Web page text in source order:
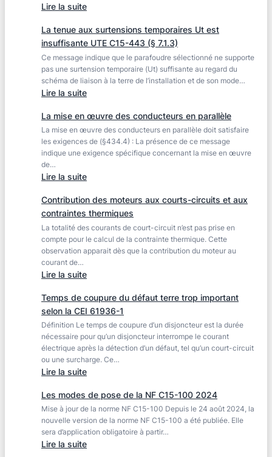
Lire la suite:
parafoudre
localisé
à
l’origine
de
l’installation
doit
être
de
type
:
La tenue aux surtensions temporaires Ut est
insuffisante UTE C15-443 (§ 7.1.3)
Ce message indique que le parafoudre sélectionné ne supporte
pas une surtension temporaire (Ut) suffisante au regard du
schéma de liaison à la terre de l’installation et de son mode…
Lire la suite:
tenue
aux
surtensions
temporaires
insuffisante
UTE
C15-
443
(§
La mise en œuvre des conducteurs en parallèle
La mise en œuvre des conducteurs en parallèle doit satisfaire
les exigences de (§434.4) : La présence de ce message
indique une exigence spécifique concernant la mise en œuvre
de…
Lire la suite:
mise
en
œuvre
des
conducteurs
Contribution des moteurs aux courts-circuits et aux
contraintes thermiques
La totalité des courants de court-circuit n’est pas prise en
compte pour le calcul de la contrainte thermique. Cette
observation apparait dès que la contribution du moteur au
courant de…
Lire la suite:
des
moteurs
aux
courts-
circuits
et
contraintes
thermiques
Temps de coupure du défaut terre trop important
selon la CEI 61936-1
Définition Le temps de coupure d’un disjoncteur est la durée
nécessaire pour qu’un disjoncteur interrompe le courant
électrique après la détection d’un défaut, tel qu’un court-circuit
ou une surcharge. Ce…
Lire la suite:
de
coupure
du
défaut
terre
Les modes de pose de la NF C15-100 2024
Mise à jour de la norme NF C15-100 Depuis le 24 août 2024, la
nouvelle version de la norme NF C15-100 a été publiée. Elle
sera d’application obligatoire à partir…
Lire la suite: